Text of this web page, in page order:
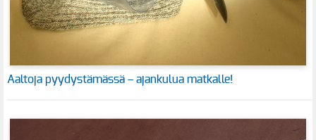
Aaltoja pyydystämässä – ajankulua matkalle!